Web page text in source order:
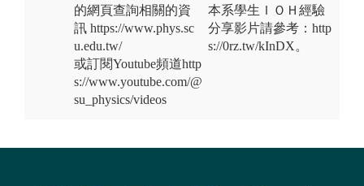
的網頁查詢相關的資
訊 https://www.phys.sc
u.edu.tw/
或訂閱Youtube頻道http
s://www.youtube.com/@
su_physics/videos
本系學生ＩＯＨ經驗
分享影片請參考：http
s://0rz.tw/kInDX。